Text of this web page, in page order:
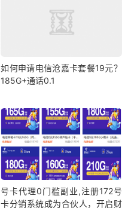
如何申请电信沧嘉卡套餐19元？
185G+通话0.1
号卡代理0门槛副业,注册172号
卡分销系统成为合伙人，开启财